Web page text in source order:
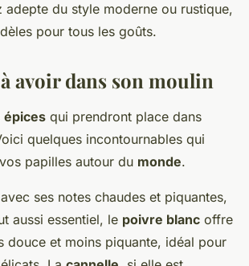
adepte du style moderne ou rustique,
pour tous les goûts.
avoir dans son moulin
épices qui prendront place dans
quelques incontournables qui
papilles autour du monde.
ses notes chaudes et piquantes,
aussi essentiel, le poivre blanc offre
douce et moins piquante, idéal pour